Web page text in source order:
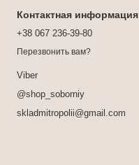
Контактная информация
+38 067 236-39-80
Перезвонить вам?
Viber
@shop_soborniy
skladmitropolii@gmail.com